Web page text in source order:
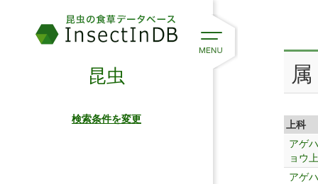
上科
アゲ
ョウ
アゲ
昆虫
検索条件を変更